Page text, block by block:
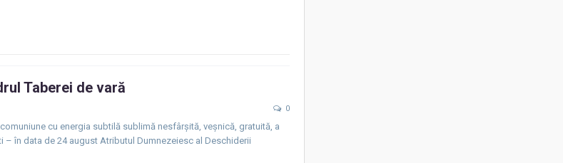
Taberei de vară
0
cu energia subtilă sublimă nesfârșită, veșnică, gratuită, a
în data de 24 august Atributul Dumnezeiesc al Deschiderii